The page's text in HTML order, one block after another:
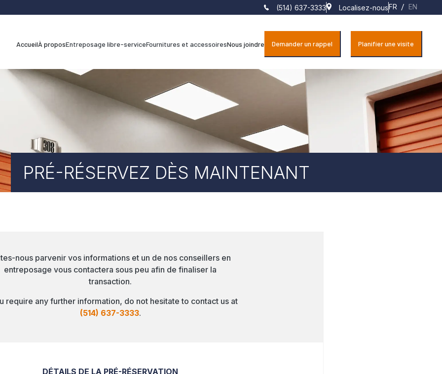
(514) 637-3333 Localisez-nousFR / EN
AccueilÀ proposEntreposage libre-serviceFournitures et accessoiresNous joindre Demander un rappel Planifier une visite
PRÉ-RÉSERVEZ DÈS MAINTENANT
nous parvenir vos informations et un de nos conseillers en
entreposage vous contactera sous peu afin de finaliser la
transaction.
require any further information, do not hesitate to contact us at
(514) 637-3333.
DÉTAILS DE LA PRÉ-RÉSERVATION